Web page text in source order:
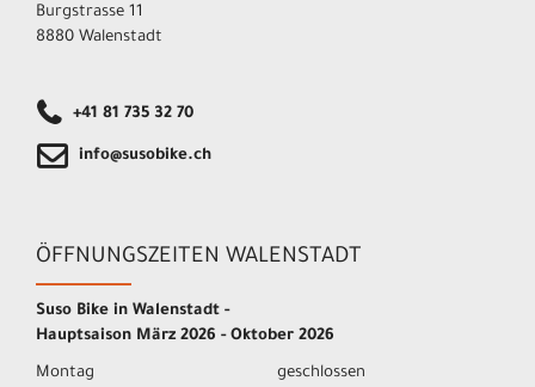
Burgstrasse 11
8880 Walenstadt
+41 81 735 32 70
info@susobike.ch
ÖFFNUNGSZEITEN WALENSTADT
Suso Bike in Walenstadt -
Hauptsaison März 2026 - Oktober 2026
Montag
geschlossen